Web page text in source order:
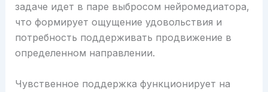
задаче идет в паре выбросом нейромедиатора,
что формирует ощущение удовольствия и
потребность поддерживать продвижение в
определенном направлении.
Чувственное поддержка функционирует на